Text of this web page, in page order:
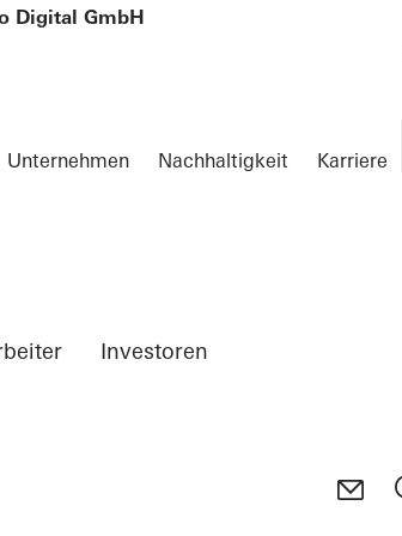
Unternehmen Nachhaltigkeit Karriere
Investoren
Digital GmbH